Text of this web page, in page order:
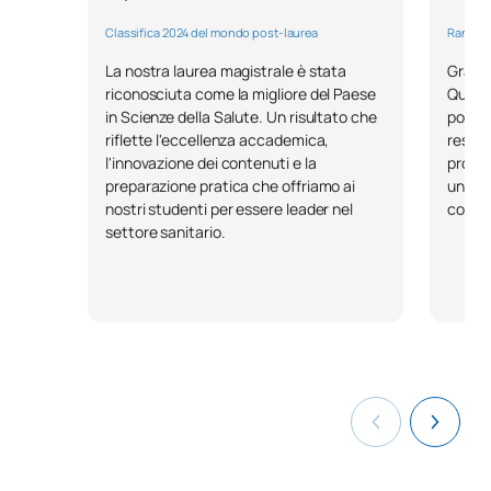
Classifica 2024 del mondo post-laurea
La nostra laurea magistrale è stata
riconosciuta come la migliore del Paese
in Scienze della Salute. Un risultato che
riflette l'eccellenza accademica,
l'innovazione dei contenuti e la
preparazione pratica che offriamo ai
nostri studenti per essere leader nel
settore sanitario.
por
una